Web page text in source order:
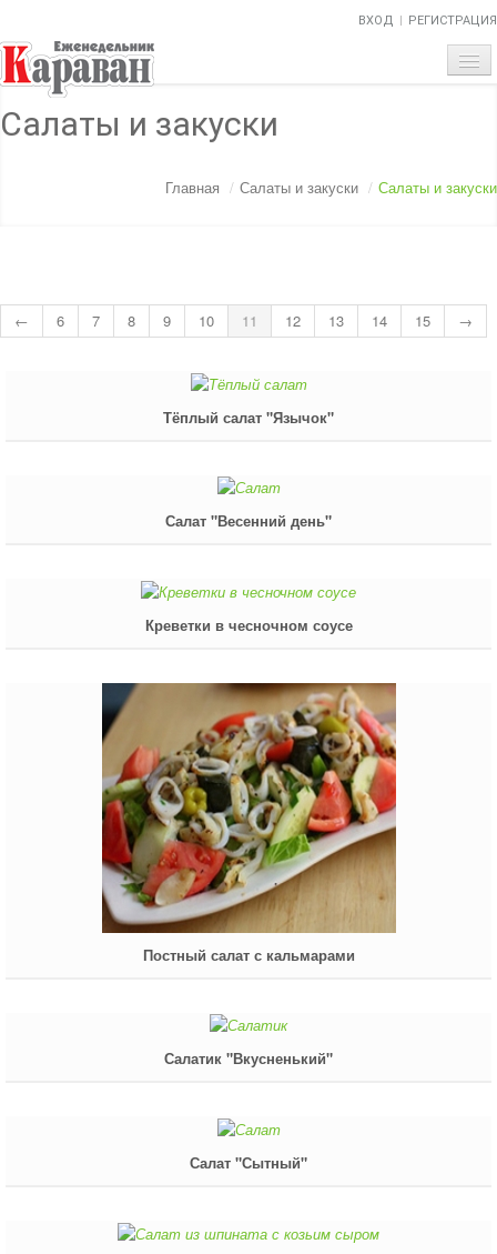
ВХОД РЕГИСТРАЦИЯ
ГЛАВНАЯ
Салаты и закуски
Главная / Салаты и закуски / Салаты и закуски
← 6 7 8 9 10 11 12 13 14 15 →
Тёплый салат "Язычок"
Салат "Весенний день"
Креветки в чесночном соусе
Постный салат с кальмарами
Салатик "Вкусненький"
Салат "Сытный"